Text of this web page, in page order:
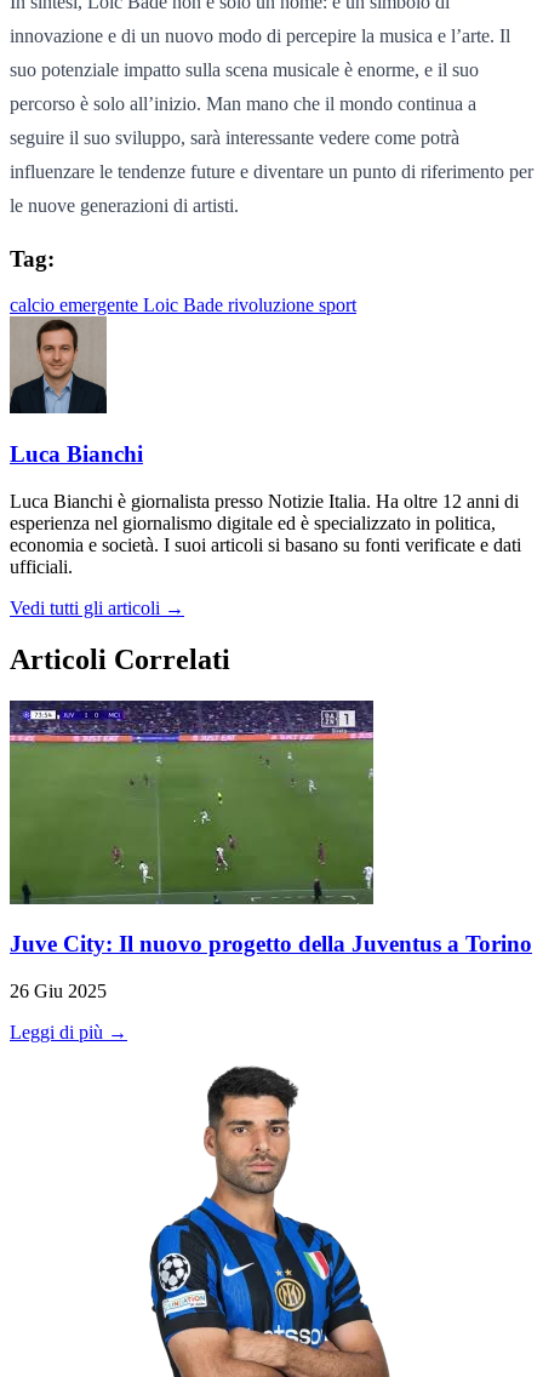
innovazione e di un nuovo modo di percepire la musica e l’arte. Il
suo potenziale impatto sulla scena musicale è enorme, e il suo
percorso è solo all’inizio. Man mano che il mondo continua a
seguire il suo sviluppo, sarà interessante vedere come potrà
influenzare le tendenze future e diventare un punto di riferimento per
le nuove generazioni di artisti.
Tag:
calcio emergente Loic Bade rivoluzione sport
Luca Bianchi
Luca Bianchi è giornalista presso Notizie Italia. Ha oltre 12 anni di
esperienza nel giornalismo digitale ed è specializzato in politica,
economia e società. I suoi articoli si basano su fonti verificate e dati
ufficiali.
Vedi tutti gli articoli →
Articoli Correlati
Juve City: Il nuovo progetto della Juventus a Torino
26 Giu 2025
Leggi di più →